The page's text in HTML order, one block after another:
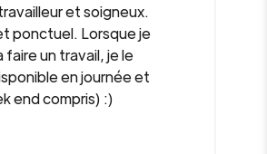
et soigneux.
ponctuel. Lorsque je
un travail, je le
en journée et
end compris) :)